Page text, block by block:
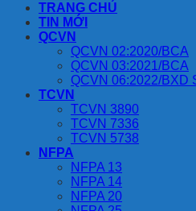
TRANG CHỦ
TIN MỚI
QCVN
QCVN 02:2020/BCA
QCVN 03:2021/BCA
QCVN 06:2022/BXD
TCVN
TCVN 3890
TCVN 7336
TCVN 5738
NFPA
NFPA 13
NFPA 14
NFPA 20